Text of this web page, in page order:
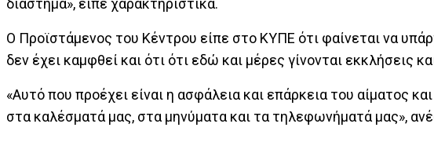
διάστημα», είπε χαρακτηριστικά.
Ο Προϊστάμενος του Κέντρου είπε στο ΚΥΠΕ ότι φαίνεται να
δεν έχει καμφθεί και ότι ότι εδώ και μέρες γίνονται εκκλήσεις
«Αυτό που προέχει είναι η ασφάλεια και επάρκεια του αίματος
στα καλέσματά μας, στα μηνύματα και τα τηλεφωνήματά μας»,